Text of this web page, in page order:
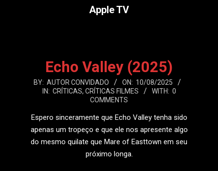
Apple TV
Echo Valley (2025)
2025-
BY: AUTOR CONVIDADO ON: 10/08/2025
IN: CRÍTICAS, CRÍTICAS FILMES WITH: 0
COMMENTS
Espero sinceramente que Echo Valley tenha sido
apenas um tropeço e que ele nos apresente algo
do mesmo quilate que Mare of Easttown em seu
próximo longa.